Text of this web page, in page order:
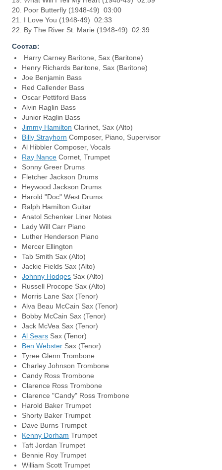
20. Poor Butterfly (1948-49) 03:00
21. I Love You (1948-49) 02:33
22. By The River St. Marie (1948-49) 02:39
Состав:
Harry Carney Baritone, Sax (Baritone)
Henry Richards Baritone, Sax (Baritone)
Joe Benjamin Bass
Red Callender Bass
Oscar Pettiford Bass
Alvin Raglin Bass
Junior Raglin Bass
Jimmy Hamilton Clarinet, Sax (Alto)
Billy Strayhorn Composer, Piano, Supervisor
Al Hibbler Composer, Vocals
Ray Nance Cornet, Trumpet
Sonny Greer Drums
Fletcher Jackson Drums
Heywood Jackson Drums
Harold "Doc" West Drums
Ralph Hamilton Guitar
Anatol Schenker Liner Notes
Lady Will Carr Piano
Luther Henderson Piano
Mercer Ellington
Tab Smith Sax (Alto)
Jackie Fields Sax (Alto)
Johnny Hodges Sax (Alto)
Russell Procope Sax (Alto)
Morris Lane Sax (Tenor)
Alva Beau McCain Sax (Tenor)
Bobby McCain Sax (Tenor)
Jack McVea Sax (Tenor)
Al Sears Sax (Tenor)
Ben Webster Sax (Tenor)
Tyree Glenn Trombone
Charley Johnson Trombone
Candy Ross Trombone
Clarence Ross Trombone
Clarence "Candy" Ross Trombone
Harold Baker Trumpet
Shorty Baker Trumpet
Dave Burns Trumpet
Kenny Dorham Trumpet
Taft Jordan Trumpet
Bennie Roy Trumpet
William Scott Trumpet